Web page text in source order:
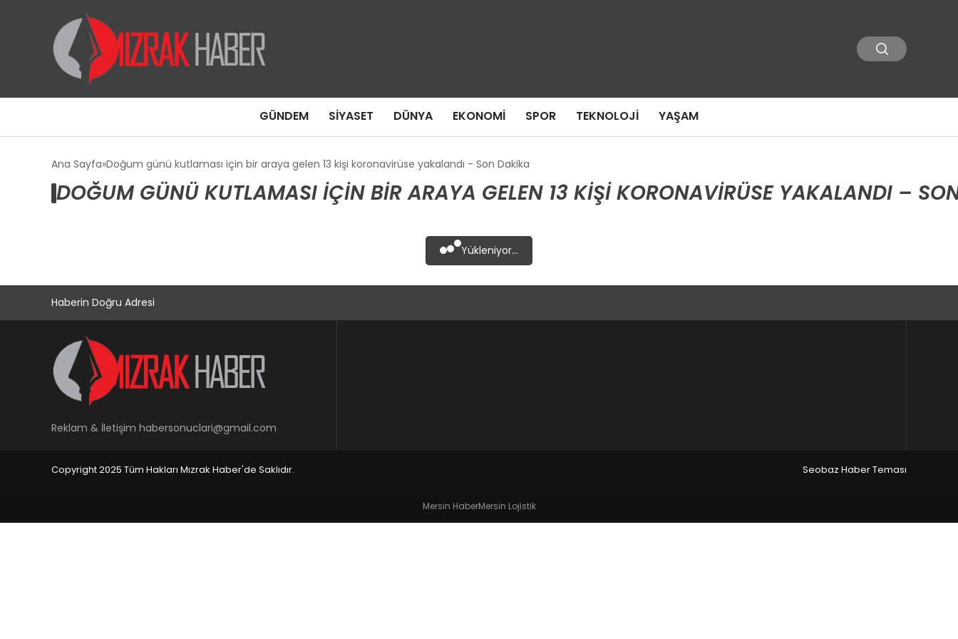
GÜNDEM SIYASET DÜNYA EKONOMI SPOR TEKNOLOJI YAŞAM
Ana Sayfa Doğum günü kutlaması için bir araya gelen 13 kişi koronavirüse yakalandı - Son Dakika
DOĞUM GÜNÜ KUTLAMASI IÇIN BIR ARAYA GELEN 13 KIŞI KORONAVIRÜSE YAKALANDI –
Yükleniyor...
Haberin Doğru Adresi
Reklam & İletişim habersonuclari@gmail.com
Copyright 2025 Tüm Hakları Mızrak Haber'de Saklıdır. Seobaz Haber Teması
Mersin HaberMersin Lojistik